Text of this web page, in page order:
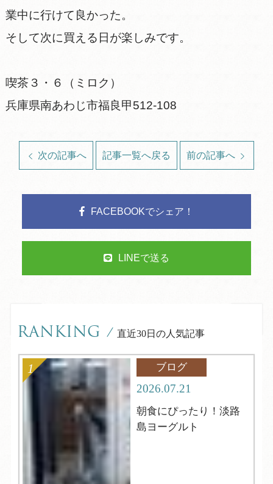
業中に行けて良かった。
そして次に買える日が楽しみです。
喫茶３・６（ミロク）
兵庫県南あわじ市福良甲512-108
次の記事へ 記事一覧へ戻る 前の記事へ
FACEBOOKでシェア！
LINEで送る
RANKING / 直近30日の人気記事
ブログ
2026.07.21
朝食にぴったり！淡路
島ヨーグルト